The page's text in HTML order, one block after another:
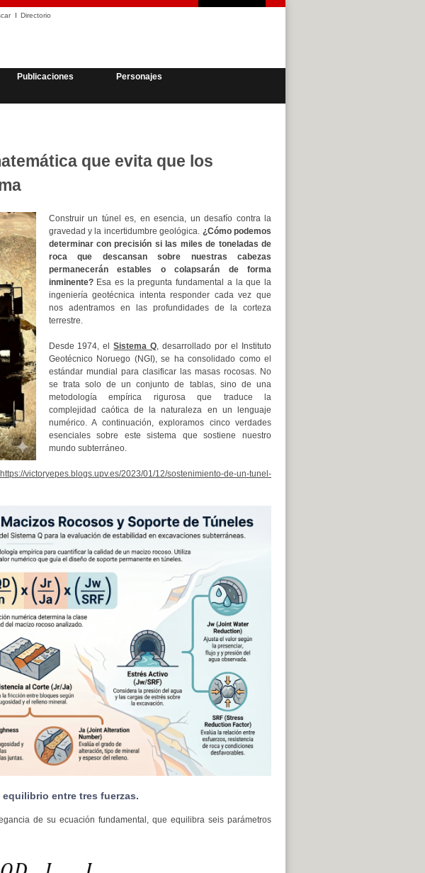
Directorio
Publicaciones
Personajes
que evita que los
Construir un túnel es, en esencia, un desafío contra la
gravedad y la incertidumbre geológica. ¿Cómo podemos
determinar con precisión si las miles de toneladas de
roca que descansan sobre nuestras cabezas
permanecerán estables o colapsarán de forma
inminente?Esa es la pregunta fundamental a la que la
ingeniería geotécnica intenta responder cada vez que
nos adentramos en las profundidades de la corteza
terrestre.
Desde 1974, elSistema Q, desarrollado por el Instituto
Geotécnico Noruego (NGI), se ha consolidado como el
estándar mundial para clasificar las masas rocosas. No
se trata solo de un conjunto de tablas, sino de una
metodología empírica rigurosa que traduce la
complejidad caótica de la naturaleza en un lenguaje
numérico. A continuación, exploramos cinco verdades
esenciales sobre este sistema que sostiene nuestro
mundo subterráneo.
https://victoryepes.blogs.upv.es/2023/01/12/sostenimiento-de-un-tunel-
entre tres fuerzas.
de su ecuación fundamental, que equilibra seis parámetros